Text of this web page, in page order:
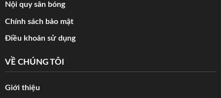
Nội quy sân bóng
Chính sách bảo mật
Điều khoản sử dụng
VỀ CHÚNG TÔI
Giới thiệu